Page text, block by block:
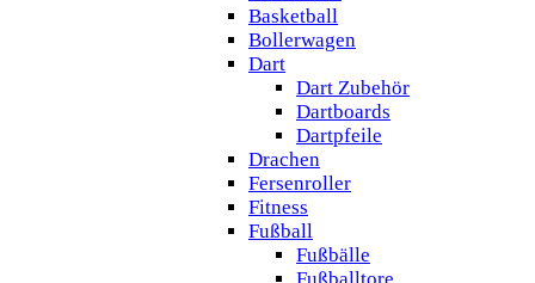
Basketball
Bollerwagen
Dart
Dart Zubehör
Dartboards
Dartpfeile
Drachen
Fersenroller
Fitness
Fußball
Fußbälle